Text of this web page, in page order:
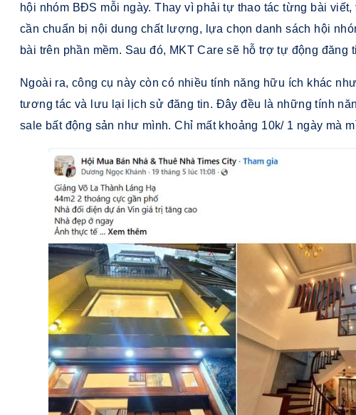
hội nhóm BĐS mỗi ngày. Thay vì phải tự thao tác từng bài
cần chuẩn bị nội dung chất lượng, lựa chọn danh sách hội
bài trên phần mềm. Sau đó, MKT Care sẽ hỗ trợ tự động đăng
Ngoài ra, công cụ này còn có nhiều tính năng hữu ích khác
tương tác và lưu lại lịch sử đăng tin. Đây đều là những tính
sale bất động sản như mình. Chỉ mất khoảng 10k/ 1 ngày mà